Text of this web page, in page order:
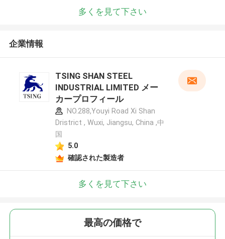
多くを見て下さい
企業情報
TSING SHAN STEEL
INDUSTRIAL LIMITED メー
カープロフィール
NO.288,Youyi Road Xi Shan
Dristrict , Wuxi, Jiangsu, China ,中
国
5.0
確認された製造者
多くを見て下さい
最高の価格で